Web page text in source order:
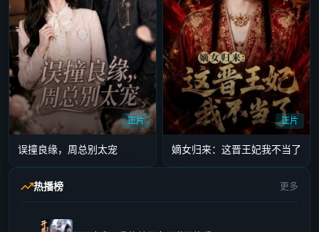
正片
误撞良缘，周总别太宠
正片
嫡女归来：这晋王妃我不当了
热播榜 更多